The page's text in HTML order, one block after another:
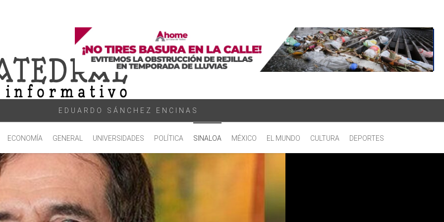
EDUARDO SÁNCHEZ ENCINAS
ECONOMÍA GENERAL UNIVERSIDADES POLÍTICA SINALOA MÉXICO EL MUNDO CULTURA DEPORTES